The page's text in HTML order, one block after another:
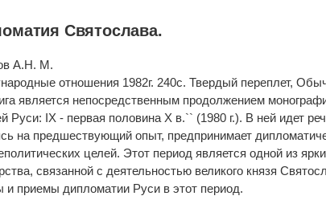
Святослава.
А.Н. М.
отношения 1982г. 240с. Твердый переплет,
является непосредственным продолжением
Руси: IX - первая половина X в.`` (1980 г.). В ней идет
на предшествующий опыт, предпринимает
целей. Этот период является одной из
связанной с деятельностью великого князя
и приемы дипломатии Руси в этот период.